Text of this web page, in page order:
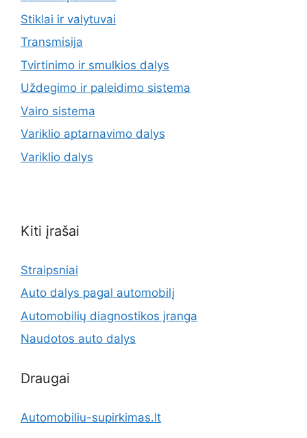
Stiklai ir valytuvai
Transmisija
Tvirtinimo ir smulkios dalys
Uždegimo ir paleidimo sistema
Vairo sistema
Variklio aptarnavimo dalys
Variklio dalys
Kiti įrašai
Straipsniai
Auto dalys pagal automobilį
Automobilių diagnostikos įranga
Naudotos auto dalys
Draugai
Automobiliu-supirkimas.lt